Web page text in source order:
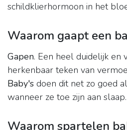
schildklierhormoon in het
Waarom gaapt een
Gapen. Een heel duidelijk en
herkenbaar teken van
Baby's doen dit net zo goed
wanneer ze toe zijn aan slaap.
Waarom spartelen